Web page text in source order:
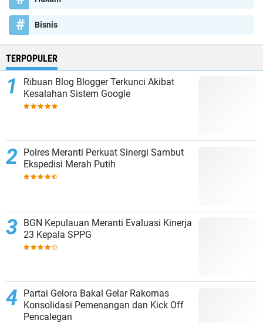
Bisnis
TERPOPULER
Ribuan Blog Blogger Terkunci Akibat
Kesalahan Sistem Google
Polres Meranti Perkuat Sinergi Sambut
Ekspedisi Merah Putih
BGN Kepulauan Meranti Evaluasi Kinerja
23 Kepala SPPG
Partai Gelora Bakal Gelar Rakornas
Konsolidasi Pemenangan dan Kick Off
Pencalegan